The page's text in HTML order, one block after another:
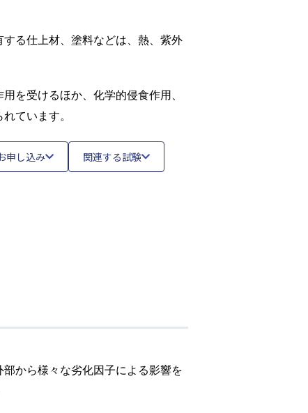
る仕上材、塗料などは、熱、紫外
を受けるほか、化学的侵食作用、
ています。
申し込み 関連する試験
から様々な劣化因子による影響を